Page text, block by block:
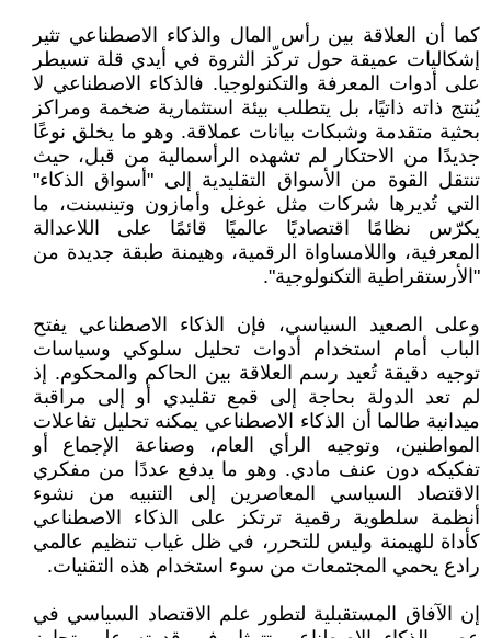
كما أن العلاقة بين رأس المال والذكاء الاصطناعي تثير
إشكاليات عميقة حول تركّز الثروة في أيدي قلة تسيطر
على أدوات المعرفة والتكنولوجيا. فالذكاء الاصطناعي لا
يُنتج ذاته ذاتيًا، بل يتطلب بيئة استثمارية ضخمة ومراكز
بحثية متقدمة وشبكات بيانات عملاقة. وهو ما يخلق نوعًا
جديدًا من الاحتكار لم تشهده الرأسمالية من قبل، حيث
تنتقل القوة من الأسواق التقليدية إلى "أسواق الذكاء"
التي تُديرها شركات مثل غوغل وأمازون وتينسنت، ما
يكرّس نظامًا اقتصاديًا عالميًا قائمًا على اللاعدالة
المعرفية، واللامساواة الرقمية، وهيمنة طبقة جديدة من
"الأرستقراطية التكنولوجية".
وعلى الصعيد السياسي، فإن الذكاء الاصطناعي يفتح
الباب أمام استخدام أدوات تحليل سلوكي وسياسات
توجيه دقيقة تُعيد رسم العلاقة بين الحاكم والمحكوم. إذ
لم تعد الدولة بحاجة إلى قمع تقليدي أو إلى مراقبة
ميدانية طالما أن الذكاء الاصطناعي يمكنه تحليل تفاعلات
المواطنين، وتوجيه الرأي العام، وصناعة الإجماع أو
تفكيكه دون عنف مادي. وهو ما يدفع عددًا من مفكري
الاقتصاد السياسي المعاصرين إلى التنبيه من نشوء
أنظمة سلطوية رقمية ترتكز على الذكاء الاصطناعي
كأداة للهيمنة وليس للتحرر، في ظل غياب تنظيم عالمي
رادع يحمي المجتمعات من سوء استخدام هذه التقنيات.
إن الآفاق المستقبلية لتطور علم الاقتصاد السياسي في